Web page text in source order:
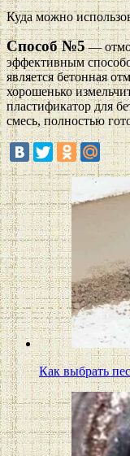
Куда можно
Способ №5—
эффективным
является бетонная
хорошенько
пластификатор для
смесь, полностью
Как выбрать